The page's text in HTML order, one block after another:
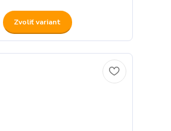
Zvoliť variant